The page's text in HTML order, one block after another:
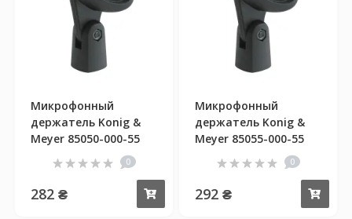
Микрофонный
держатель Konig &
Meyer 85050-000-55
0
282 ₴ Купить
Микрофонный
держатель Konig &
Meyer 85055-000-55
0
292 ₴